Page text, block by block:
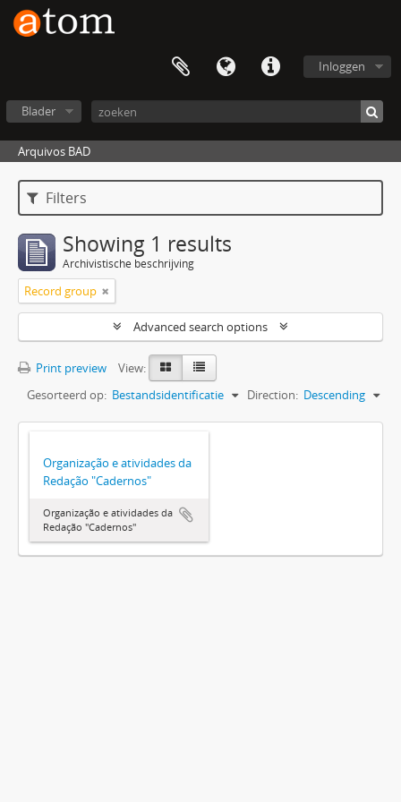
Inloggen
Blader
Arquivos BAD
Filters
Showing 1 results
Archivistische beschrijving
Record group
Advanced search options
Print preview
View:
Gesorteerd op: Bestandsidentificatie Direction: Descending
Organização e atividades da
Redação "Cadernos"
Organização e atividades da
Redação "Cadernos"